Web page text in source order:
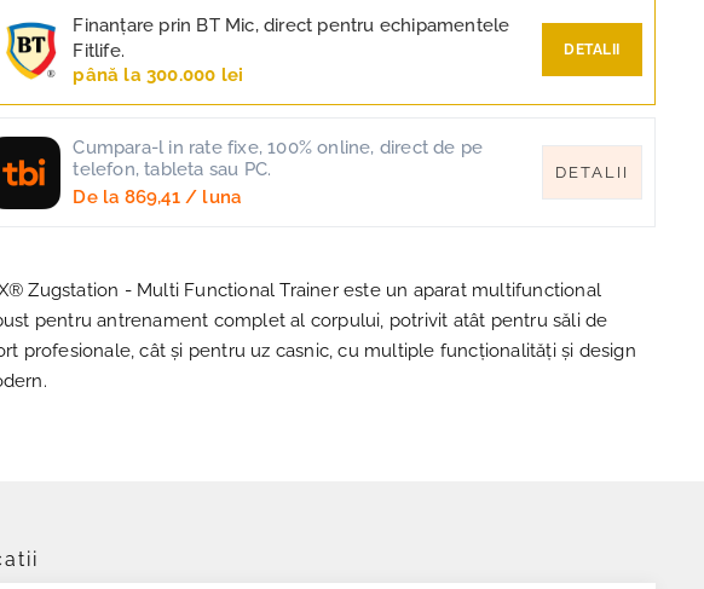
Finanțare prin BT Mic, direct pentru echipamentele
Fitlife.
până la 300.000 lei
DETALII
Cumpara-l in rate fixe, 100% online, direct de pe
telefon, tableta sau PC.
De la 869,41/ luna
DETALII
Zugstation - Multi Functional Trainer este un aparat multifunctional
pentru antrenament complet al corpului, potrivit atât pentru săli de
profesionale, cât și pentru uz casnic, cu multiple funcționalități și design